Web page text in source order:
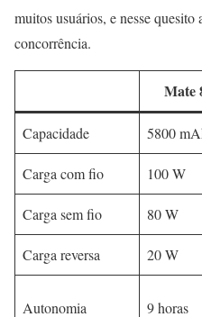
muitos usuários, e nesse
concorrência.
Mate
Capacidade 5800
Carga com fio 100 W
Carga sem fio 80 W
Carga reversa 20 W
Autonomia 9 horas